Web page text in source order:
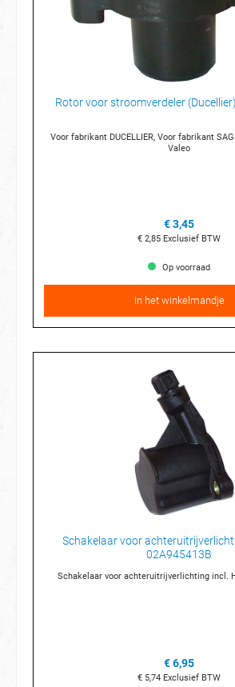
Rotor voor stroomverdeler
Voor fabrikant DUCELLIER, Voor fabrikant
Valeo
€ 3,45
€ 2,85 Exclusief BTW
Op voorraad
In het winkelmandje
Schakelaar voor
02A945413B
Schakelaar voor achteruitrijverlichting incl.
€ 6,95
€ 5,74 Exclusief BTW